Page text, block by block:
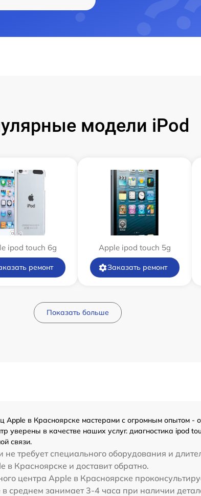
модели iPod
ipod touch 6g
ремонт
Apple ipod touch 5g
Заказать ремонт
Показать больше
в Красноярске мастерами с огромным опытом -
в качестве наших услуг. диагностика ipod
связи.
не требует специального оборудования и
в Красноярске и доставит обратно.
центра Apple в Красноярске
среднем занимает 3-4 часа при наличии